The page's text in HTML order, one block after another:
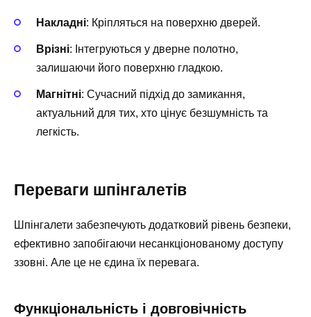
Накладні: Кріпляться на поверхню дверей.
Врізні: Інтегруються у дверне полотно,
залишаючи його поверхню гладкою.
Магнітні: Сучасний підхід до замикання,
актуальний для тих, хто цінує безшумність та
легкість.
Переваги шпінгалетів
Шпінгалети забезпечують додатковий рівень безпеки,
ефективно запобігаючи несанкціонованому доступу
ззовні. Але це не єдина їх перевага.
Функціональність і довговічність